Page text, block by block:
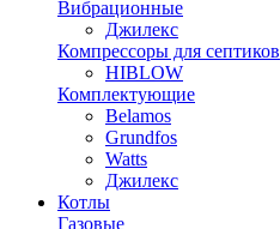
Вибрационные
Джилекс
Компрессоры для септиков
HIBLOW
Комплектующие
Belamos
Grundfos
Watts
Джилекс
Котлы
Газовые